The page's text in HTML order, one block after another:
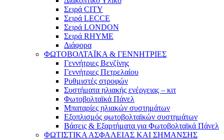
Σειρά CITY
Σειρά LECCE
Σειρά LONDON
Σειρά RHYME
Διάφορα
ΦΩΤΟΒΟΛΤΑΪΚΑ & ΓΕΝΝΗΤΡΙΕΣ
Γεννήτριες Βενζίνης
Γεννήτριες Πετρελαίου
Ρυθμιστές στροφών
Συστήματα ηλιακής ενέργειας – κιτ
Φωτοβολταϊκά Πάνελ
Μπαταρίες ηλιακών συστημάτων
Εξοπλισμός φωτοβολταϊκών συστημάτων
Βάσεις & Εξαρτήματα για Φωτοβολταϊκά Πάνελ
ΦΩΤΙΣΤΙΚΑ ΑΣΦΑΛΕΙΑΣ ΚΑΙ ΣΗΜΑΝΣΗΣ